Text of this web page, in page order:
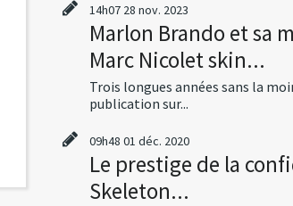
14h07 28 nov. 2023
Marlon Brando et sa
Marc Nicolet skin...
Trois longues années sans la
publication sur...
09h48 01 déc. 2020
Le prestige de la
Skeleton...